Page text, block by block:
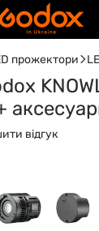
прожектори
відгук